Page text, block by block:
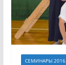
СЕМИНАРЫ 2016